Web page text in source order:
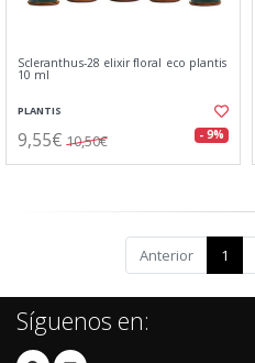
Scleranthus-28 elixir floral eco plantis
10 ml
PLANTIS
9,55€ 10,50€ - 9%
Anterior 1
Síguenos en: